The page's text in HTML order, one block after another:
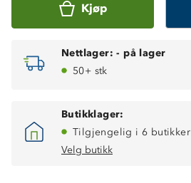
Kjøp
Nettlager: - på lager
50+ stk
Butikklager:
Tilgjengelig i 6 butikker
Velg butikk